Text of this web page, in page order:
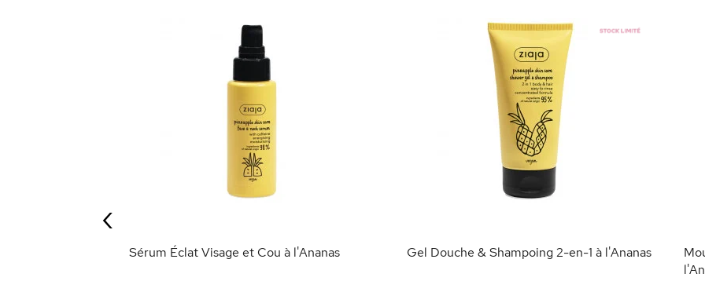
Sérum Éclat Visage et Cou à l'Ananas Gel Douche & Shampoing 2-en-1 à l'Ananas
‹